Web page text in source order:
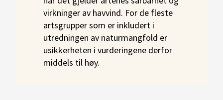
virkninger av havvind. For de fleste
artsgrupper som er inkludert i
utredningen av naturmangfold er
usikkerheten i vurderingene derfor
middels til høy.